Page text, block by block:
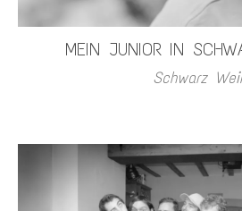
MEIN JUNIOR IN
Schwarz